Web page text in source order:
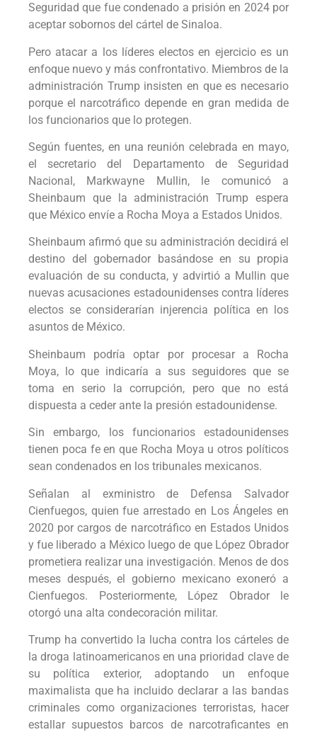
Seguridad que fue condenado a prisión en 2024 por
aceptar sobornos del cártel de Sinaloa.
Pero atacar a los líderes electos en ejercicio es un
enfoque nuevo y más confrontativo. Miembros de la
administración Trump insisten en que es necesario
porque el narcotráfico depende en gran medida de
los funcionarios que lo protegen.
Según fuentes, en una reunión celebrada en mayo,
el secretario del Departamento de Seguridad
Nacional, Markwayne Mullin, le comunicó a
Sheinbaum que la administración Trump espera
que México envíe a Rocha Moya a Estados Unidos.
Sheinbaum afirmó que su administración decidirá el
destino del gobernador basándose en su propia
evaluación de su conducta, y advirtió a Mullin que
nuevas acusaciones estadounidenses contra líderes
electos se considerarían injerencia política en los
asuntos de México.
Sheinbaum podría optar por procesar a Rocha
Moya, lo que indicaría a sus seguidores que se
toma en serio la corrupción, pero que no está
dispuesta a ceder ante la presión estadounidense.
Sin embargo, los funcionarios estadounidenses
tienen poca fe en que Rocha Moya u otros políticos
sean condenados en los tribunales mexicanos.
Señalan al exministro de Defensa Salvador
Cienfuegos, quien fue arrestado en Los Ángeles en
2020 por cargos de narcotráfico en Estados Unidos
y fue liberado a México luego de que López Obrador
prometiera realizar una investigación. Menos de dos
meses después, el gobierno mexicano exoneró a
Cienfuegos. Posteriormente, López Obrador le
otorgó una alta condecoración militar.
Trump ha convertido la lucha contra los cárteles de
la droga latinoamericanos en una prioridad clave de
su política exterior, adoptando un enfoque
maximalista que ha incluido declarar a las bandas
criminales como organizaciones terroristas, hacer
estallar supuestos barcos de narcotraficantes en